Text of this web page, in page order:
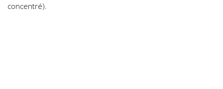
concentré).